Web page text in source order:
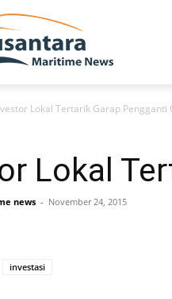
Lokal Tertarik Garap Pengganti
Lokal
news - November 24, 2015
investasi